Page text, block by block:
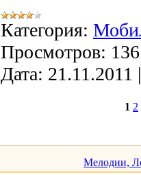
Категория:
Просмотров:
Дата: 21.11.2011
1 2
Мелодии,